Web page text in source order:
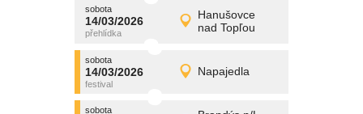
sobota
14/03/2026
Hanušovce
nad Topľou
sobota
14/03/2026 Detail
promítání
sobota
14/03/2026 Napajedla
sobota
14/03/2026 Detail
promítání
sobota